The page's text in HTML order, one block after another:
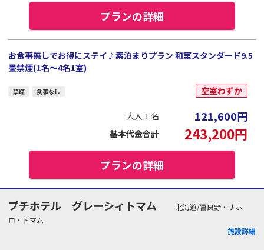
プランの詳細
お食事無しでお得にステイ♪素泊まりプラン 和室スタンダード9.5
畳禁煙(1名～4名1室)
禁煙 食事なし 空室わずか
大人１名 121,600円
基本代金合計 243,200円
プランの詳細
プチホテル グレーシィトマム
北海道/富良野・サホ
ロ・トマム
施設詳細